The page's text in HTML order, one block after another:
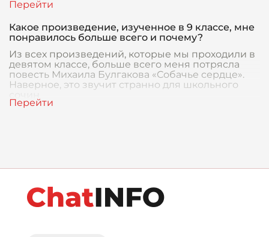
Какое произведение, изученное в 9 классе, мне
понравилось больше всего и почему?
Из всех произведений, которые мы проходили в
девятом классе, больше всего меня потрясла
повесть Михаила Булгакова «Собачье сердце».
Наверное, это звучит странно для школьного